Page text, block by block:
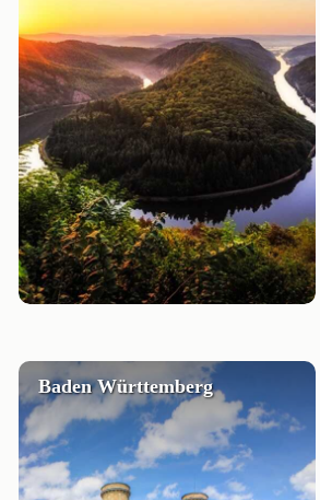
Baden Württemberg